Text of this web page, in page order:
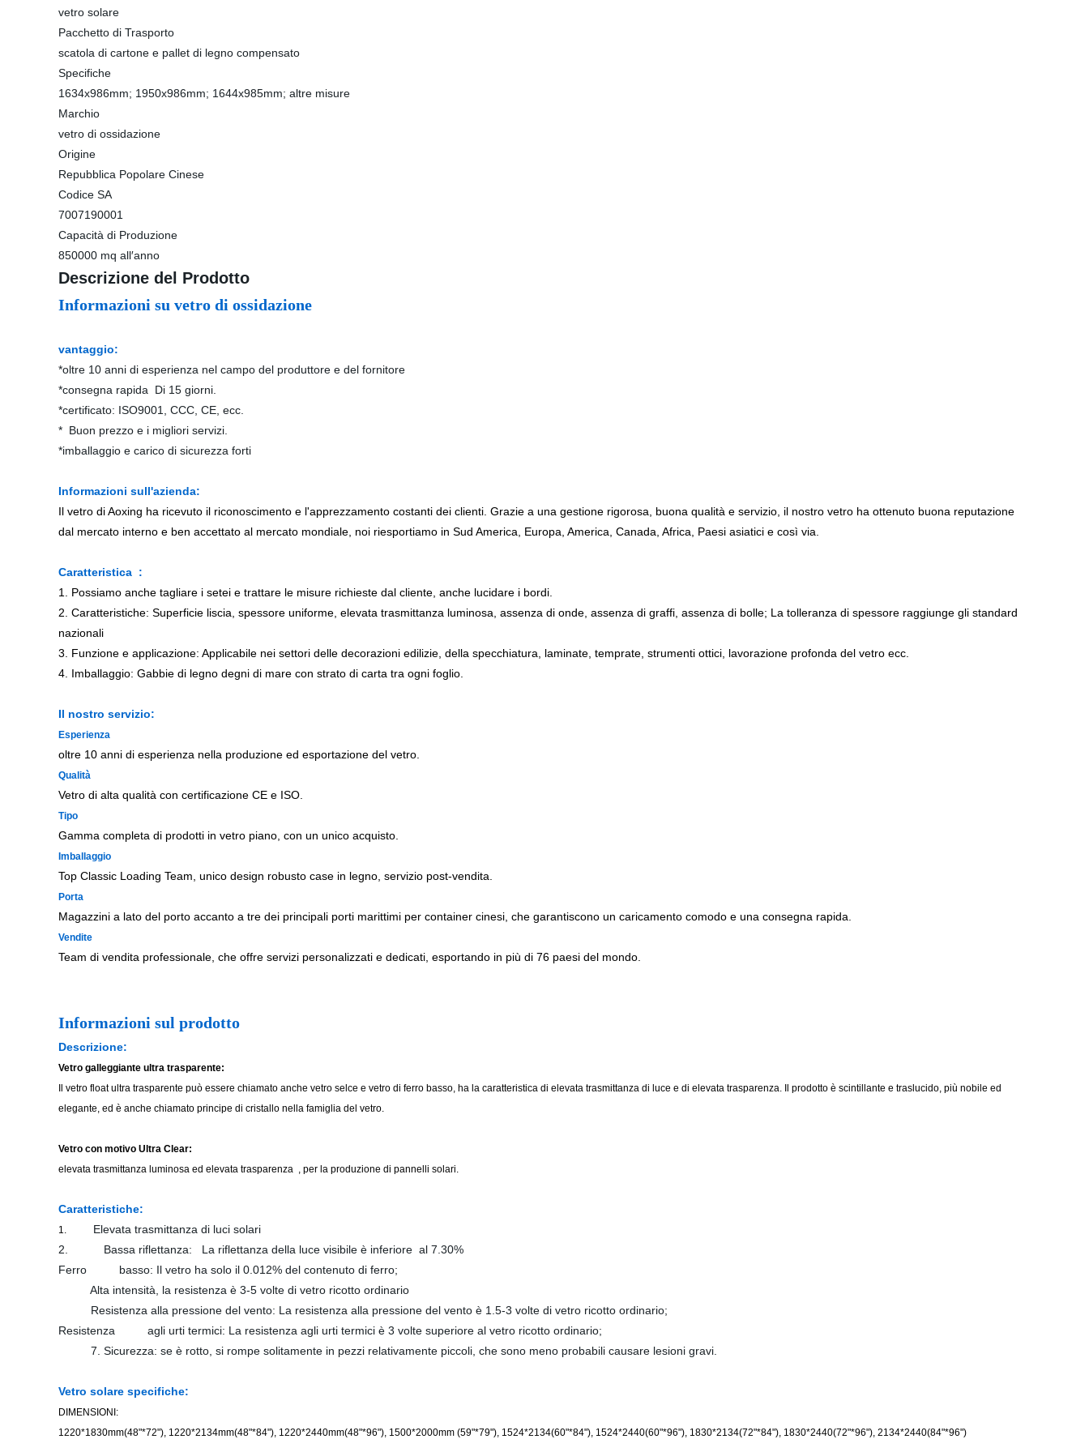
vetro solare
Pacchetto di Trasporto
scatola di cartone e pallet di legno compensato
Specifiche
1634x986mm; 1950x986mm; 1644x985mm; altre misure
Marchio
vetro di ossidazione
Origine
Repubblica Popolare Cinese
Codice SA
7007190001
Capacità di Produzione
850000 mq all′anno
Descrizione del Prodotto
Informazioni su vetro di ossidazione
vantaggio:
*oltre 10 anni di esperienza nel campo del produttore e del fornitore
*consegna rapida Di 15 giorni.
*certificato: ISO9001, CCC, CE, ecc.
* Buon prezzo e i migliori servizi.
*imballaggio e carico di sicurezza forti
Informazioni sull'azienda:
Il vetro di Aoxing ha ricevuto il riconoscimento e l'apprezzamento costanti dei clienti. Grazie a una gestione rigorosa, buona qualità e servizio, il nostro vetro ha ottenuto buona reputazione
dal mercato interno e ben accettato al mercato mondiale, noi riesportiamo in Sud America, Europa, America, Canada, Africa, Paesi asiatici e così via.
Caratteristica :
1. Possiamo anche tagliare i setei e trattare le misure richieste dal cliente, anche lucidare i bordi.
2. Caratteristiche: Superficie liscia, spessore uniforme, elevata trasmittanza luminosa, assenza di onde, assenza di graffi, assenza di bolle; La tolleranza di spessore raggiunge gli standard
nazionali
3. Funzione e applicazione: Applicabile nei settori delle decorazioni edilizie, della specchiatura, laminate, temprate, strumenti ottici, lavorazione profonda del vetro ecc.
4. Imballaggio: Gabbie di legno degni di mare con strato di carta tra ogni foglio.
Il nostro servizio:
Esperienza
oltre 10 anni di esperienza nella produzione ed esportazione del vetro.
Qualità
Vetro di alta qualità con certificazione CE e ISO.
Tipo
Gamma completa di prodotti in vetro piano, con un unico acquisto.
Imballaggio
Top Classic Loading Team, unico design robusto case in legno, servizio post-vendita.
Porta
Magazzini a lato del porto accanto a tre dei principali porti marittimi per container cinesi, che garantiscono un caricamento comodo e una consegna rapida.
Vendite
Team di vendita professionale, che offre servizi personalizzati e dedicati, esportando in più di 76 paesi del mondo.
Informazioni sul prodotto
Descrizione:
Vetro galleggiante ultra trasparente:
Il vetro float ultra trasparente può essere chiamato anche vetro selce e vetro di ferro basso, ha la caratteristica di elevata trasmittanza di luce e di elevata trasparenza. Il prodotto è scintillante e traslucido, più nobile ed
elegante, ed è anche chiamato principe di cristallo nella famiglia del vetro.
Vetro con motivo Ultra Clear:
elevata trasmittanza luminosa ed elevata trasparenza , per la produzione di pannelli solari.
Caratteristiche:
1. Elevata trasmittanza di luci solari
2. Bassa riflettanza: La riflettanza della luce visibile è inferiore al 7.30%
Ferro basso: Il vetro ha solo il 0.012% del contenuto di ferro;
Alta intensità, la resistenza è 3-5 volte di vetro ricotto ordinario
Resistenza alla pressione del vento: La resistenza alla pressione del vento è 1.5-3 volte di vetro ricotto ordinario;
Resistenza agli urti termici: La resistenza agli urti termici è 3 volte superiore al vetro ricotto ordinario;
7. Sicurezza: se è rotto, si rompe solitamente in pezzi relativamente piccoli, che sono meno probabili causare lesioni gravi.
Vetro solare specifiche:
DIMENSIONI:
1220*1830mm(48"*72"), 1220*2134mm(48"*84"), 1220*2440mm(48"*96"), 1500*2000mm (59"*79"), 1524*2134(60"*84"), 1524*2440(60"*96"), 1830*2134(72"*84"), 1830*2440(72"*96"), 2134*2440(84"*96")